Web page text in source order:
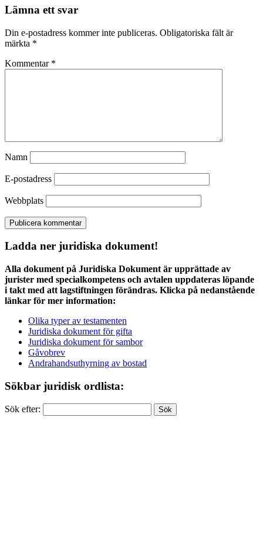
Lämna ett svar
Din e-postadress kommer inte publiceras. Obligatoriska fält är
märkta *
Kommentar *
Namn
E-postadress
Webbplats
Ladda ner juridiska dokument!
Alla dokument på Juridiska Dokument är upprättade av
jurister med specialkompetens och avtalen uppdateras löpande
i takt med att lagstiftningen förändras. Klicka på nedanstående
länkar för mer information:
Olika typer av testamenten
Juridiska dokument för gifta
Juridiska dokument för sambor
Gåvobrev
Andrahandsuthyrning av bostad
Sökbar juridisk ordlista:
Sök efter: